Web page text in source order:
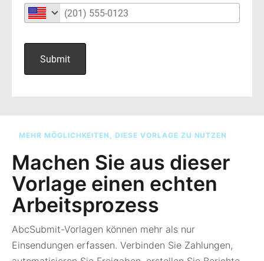
MEHR MÖGLICHKEITEN, DIESE VORLAGE ZU NUTZEN
Machen Sie aus dieser
Vorlage einen echten
Arbeitsprozess
AbcSubmit-Vorlagen können mehr als nur
Einsendungen erfassen. Verbinden Sie Zahlungen,